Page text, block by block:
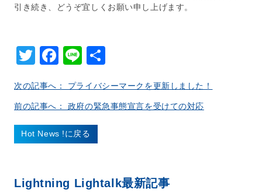
引き続き、どうぞ宜しくお願い申し上げます。
Twitter
Facebook
Line
次の記事へ： プライバシーマークを更新しました！
前の記事へ： 政府の緊急事態宣言を受けての対応
Hot News !に戻る
Lightning Lightalk最新記事